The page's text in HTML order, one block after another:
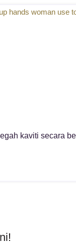
kaviti secara